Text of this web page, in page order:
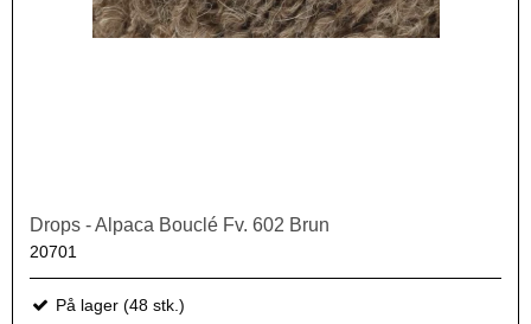
Drops - Alpaca Bouclé Fv. 602 Brun
20701
På lager (48 stk.)